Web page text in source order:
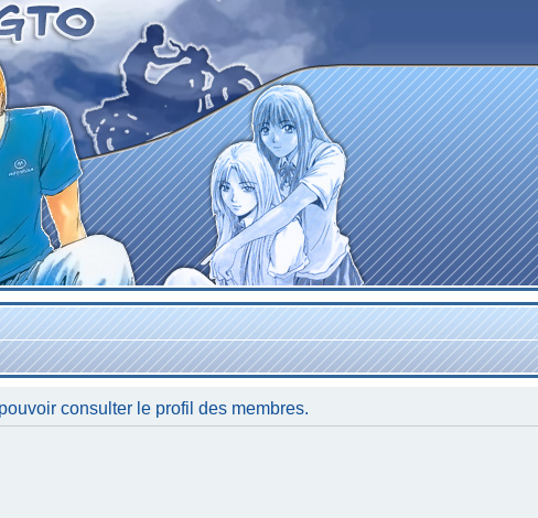
consulter le profil des membres.